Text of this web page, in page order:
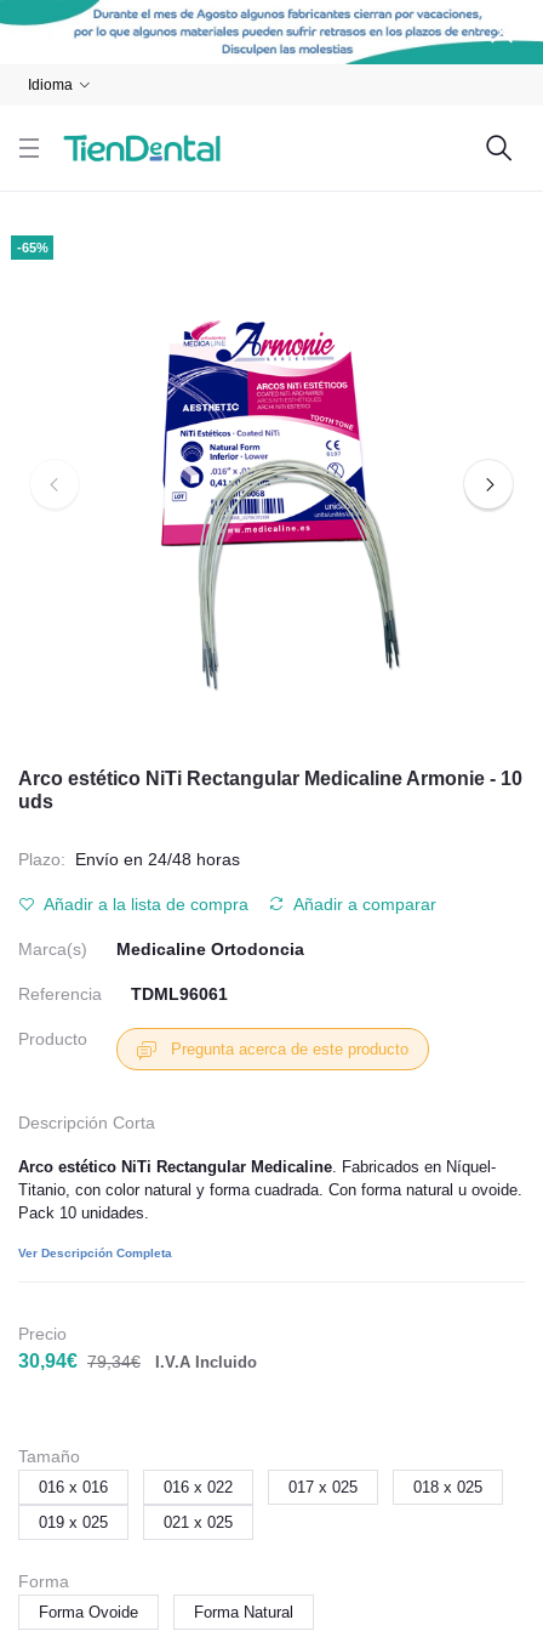
Idioma
-65%
Arco estético NiTi Rectangular Medicaline Armonie - 10
uds
Plazo: Envío en 24/48 horas
Añadir a la lista de compra Añadir a comparar
Marca(s) Medicaline Ortodoncia
Referencia TDML96061
Producto
Pregunta acerca de este producto
Descripción Corta
Arco estético NiTi Rectangular Medicaline. Fabricados en Níquel-
Titanio, con color natural y forma cuadrada. Con forma natural u ovoide.
Pack 10 unidades.
Ver Descripción Completa
Precio
30,94€ 79,34€ I.V.A Incluido
Tamaño
016 x 016 016 x 022 017 x 025
018 x 025
019 x 025
021 x 025
Forma
Forma Ovoide Forma Natural